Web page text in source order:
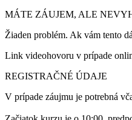
MÁTE ZÁUJEM, ALE
Žiaden problém. Ak vám tento
Link videohovoru v prípade
REGISTRAČNÉ ÚDAJE
V prípade záujmu je potrebná